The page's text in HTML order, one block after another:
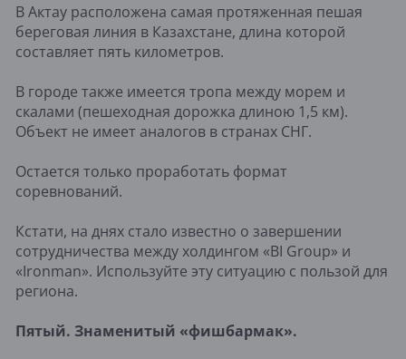
В Актау расположена самая протяженная пешая
береговая линия в Казахстане, длина которой
составляет пять километров.
В городе также имеется тропа между морем и
скалами (пешеходная дорожка длиною 1,5 км).
Объект не имеет аналогов в странах СНГ.
Остается только проработать формат
соревнований.
Кстати, на днях стало известно о завершении
сотрудничества между холдингом «BI Group» и
«Ironman». Используйте эту ситуацию с пользой для
региона.
Пятый. Знаменитый «фишбармак».